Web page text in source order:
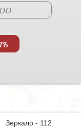
Зеркало - 112